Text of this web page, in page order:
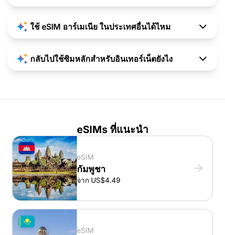
ใช้ eSIM อาร์เมเนีย ในประเทศอื่นได้ไหม
กลับไปใช้ซิมหลักสำหรับอินเทอร์เน็ตยังไง
eSIMs ที่แนะนำ
eSIM
กัมพูชา
จาก US$4.49
eSIM